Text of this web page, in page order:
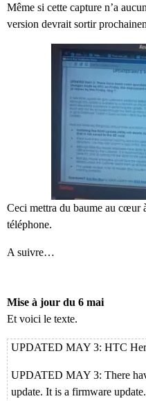
Même si cette capture n’a
version devrait sortir
Ceci mettra du baume au cœur
téléphone.
A suivre…
Mise à jour du 6 mai
Et voici le texte.
UPDATED MAY 3: HTC
UPDATED MAY 3: There
update. It is a firmware